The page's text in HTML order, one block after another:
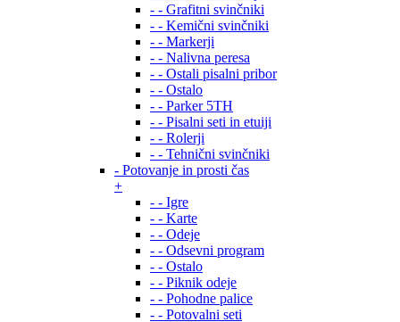
- - Grafitni svinčniki
- - Kemični svinčniki
- - Markerji
- - Nalivna peresa
- - Ostali pisalni pribor
- - Ostalo
- - Parker 5TH
- - Pisalni seti in etuiji
- - Rolerji
- - Tehnični svinčniki
- Potovanje in prosti čas
+
- - Igre
- - Karte
- - Odeje
- - Odsevni program
- - Ostalo
- - Piknik odeje
- - Pohodne palice
- - Potovalni seti